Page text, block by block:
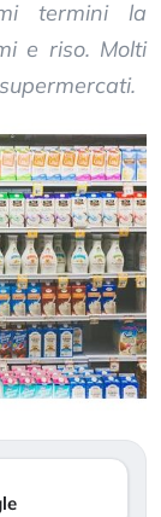
termini la
e riso. Molti